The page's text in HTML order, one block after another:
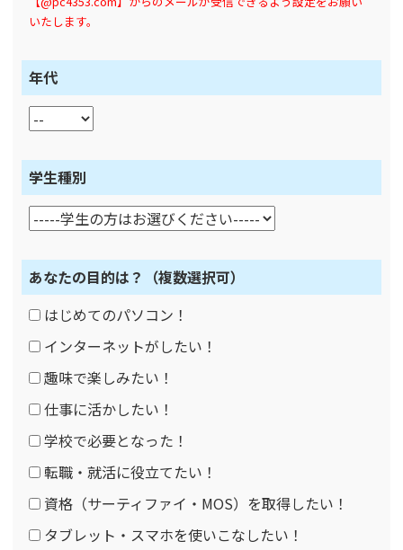
いたします。
年代
学生種別
あなたの目的は？
（複数選択可）
はじめてのパソコン！
インターネットがしたい！
趣味で楽しみたい！
仕事に活かしたい！
学校で必要となった！
転職・就活に役立てたい！
資格（サーティファイ・MOS）を取得したい！
タブレット・スマホを使いこなしたい！